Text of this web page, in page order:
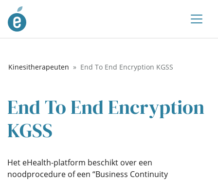
Kinesitherapeuten End To End Encryption KGSS
End To End Encryption
KGSS
Het eHealth-platform beschikt over een
noodprocedure of een “Business Continuity